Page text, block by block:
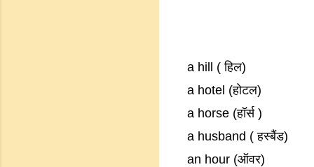
a hill ( हिल)
a hotel (होटल)
a horse (हॉर्स )
a husband ( हस्बैंड)
an hour (ऑवर)